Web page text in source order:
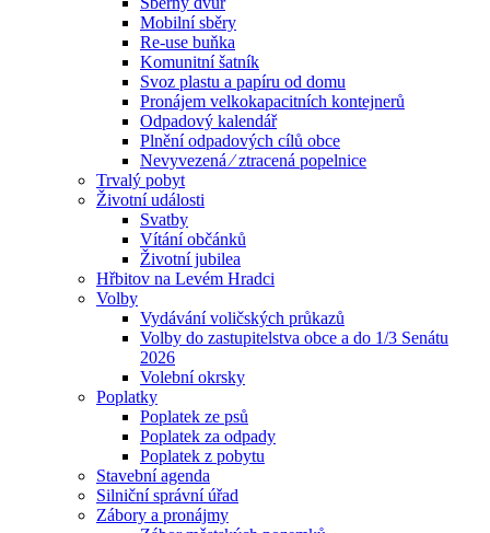
Mobilní sběry
Re-use buňka
Komunitní šatník
Svoz plastu a papíru od domu
Pronájem velkokapacitních kontejnerů
Odpadový kalendář
Plnění odpadových cílů obce
Nevyvezená ⁄ ztracená popelnice
Trvalý pobyt
Životní události
Svatby
Vítání občánků
Životní jubilea
Hřbitov na Levém Hradci
Volby
Vydávání voličských průkazů
Volby do zastupitelstva obce a do 1/3 Senátu
2026
Volební okrsky
Poplatky
Poplatek ze psů
Poplatek za odpady
Poplatek z pobytu
Stavební agenda
Silniční správní úřad
Zábory a pronájmy